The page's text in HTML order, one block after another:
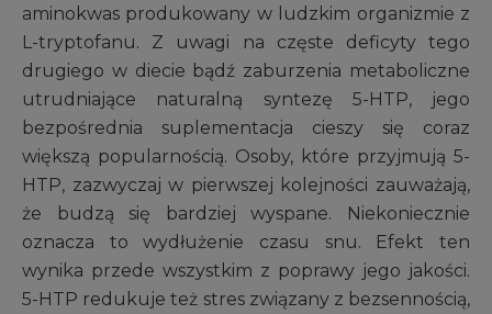
aminokwas produkowany w ludzkim organizmie z
L-tryptofanu. Z uwagi na częste deficyty tego
drugiego w diecie bądź zaburzenia metaboliczne
utrudniające naturalną syntezę 5-HTP, jego
bezpośrednia suplementacja cieszy się coraz
większą popularnością. Osoby, które przyjmują 5-
HTP, zazwyczaj w pierwszej kolejności zauważają,
że budzą się bardziej wyspane. Niekoniecznie
oznacza to wydłużenie czasu snu. Efekt ten
wynika przede wszystkim z poprawy jego jakości.
5-HTP redukuje też stres związany z bezsennością,